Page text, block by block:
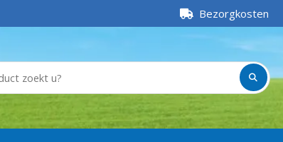
Bezorgkosten